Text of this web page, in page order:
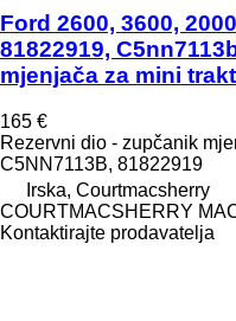
Ford 2600, 3600,
81822919,
mjenjača za mini
165 €
Rezervni dio - zupčanik
C5NN7113B, 81822919
Irska, Courtmacsherry
COURTMACSHERRY
Kontaktirajte prodavatelja